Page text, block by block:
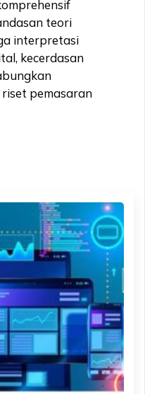
teori
interpretasi
kecerdasan
pemasaran